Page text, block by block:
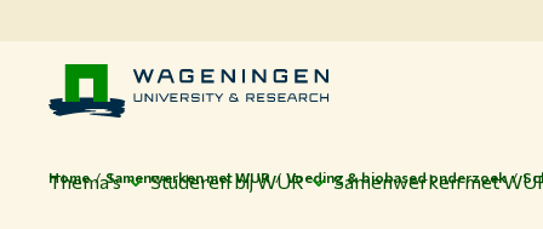
Thema's Studeren bij WUR Samenwerken met
Home Samenwerken met WUR Voeding & biobased onderzoek